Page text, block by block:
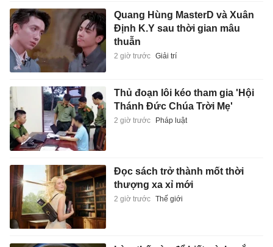
Quang Hùng MasterD và Xuân
Định K.Y sau thời gian mâu
thuẫn
2 giờ trước Giải trí
Thủ đoạn lôi kéo tham gia 'Hội
Thánh Đức Chúa Trời Mẹ'
2 giờ trước Pháp luật
Đọc sách trở thành mốt thời
thượng xa xỉ mới
2 giờ trước Thế giới